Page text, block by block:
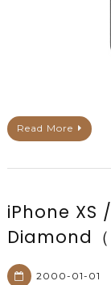
Read More
iPhone XS
Diamond（
2000-01-01